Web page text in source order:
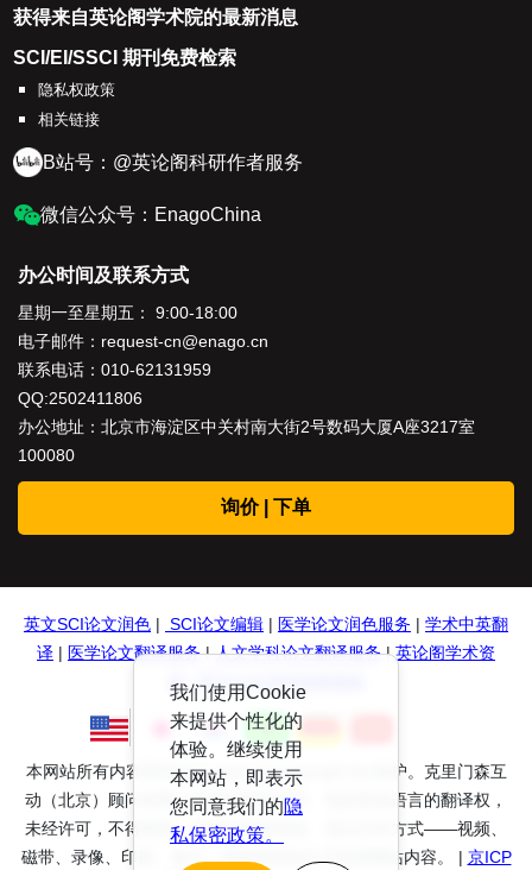
我们使用Cookie
来提供个性化的
体验。继续使用
本网站，即表示
您同意我们的隐
私保密政策。
获得来自英论阁学术院的最新消息
SCI/EI/SSCI 期刊免费检索
隐私权政策
相关链接
B站号：@英论阁科研作者服务
微信公众号：EnagoChina
办公时间及联系方式
星期一至星期五： 9:00-18:00
电子邮件： request-cn@enago.cn
联系电话： 010-62131959
QQ:2502411806
办公地址：北京市海淀区中关村南大街2号数码大厦A座3217室
100080
询价 | 下单
英文SCI论文润色 SCI论文编辑 医学论文润色服务
学术中英翻
译
医学论文翻译服务|人文学科论文翻译服务|英论阁学术资
源|英文论文润色投稿指南
本网站所有内容受到International Copyright Act保护。克里门森互
动（北京）顾问有限公司保留所有权利、包括其他语言的翻译权，
未经许可，不得复制、存储于检索系统、或以任何方式——视频、
磁带、录像、印刷、复印、录制或其他方式使用网站内容。 |
京ICP